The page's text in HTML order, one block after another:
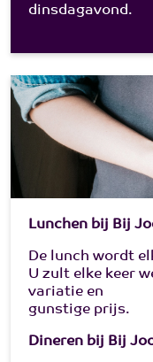
dinsdagavond.
Lunchen bij Bij
De lunch wordt
U zult elke keer
variatie en
gunstige prijs.
Dineren bij Bij